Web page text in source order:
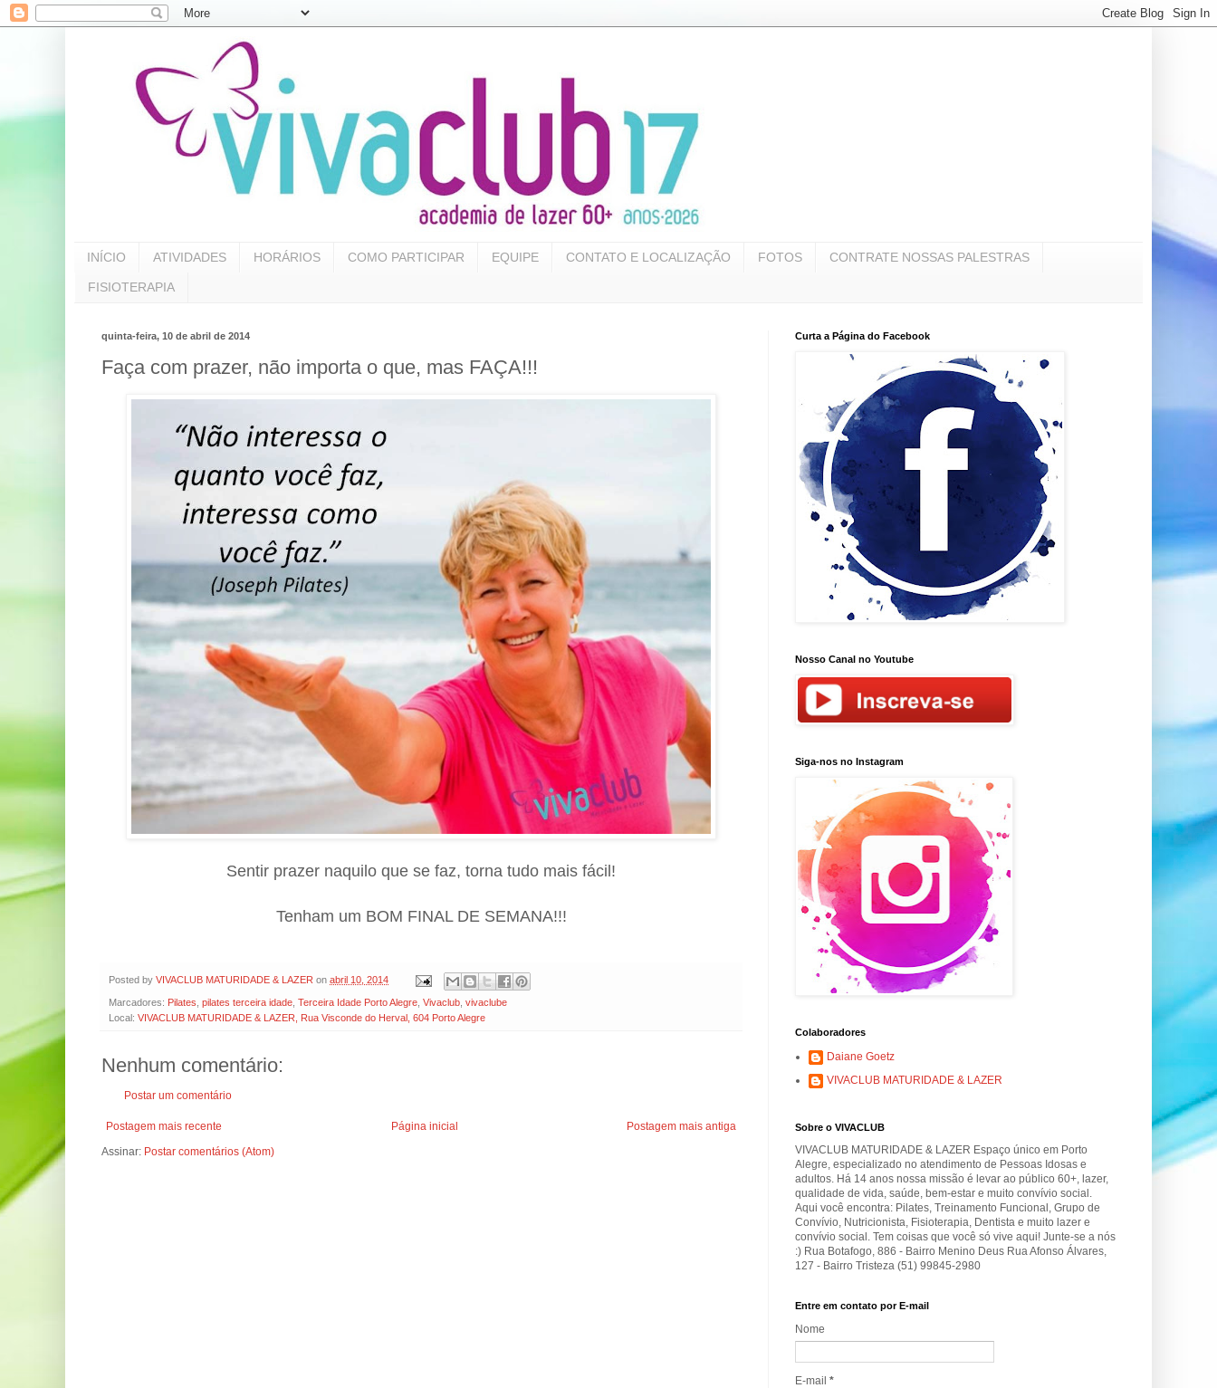
INÍCIO ATIVIDADES HORÁRIOS COMO PARTICIPAR EQUIPE CONTATO E LOCALIZAÇÃO FOTOS CONTRATE NOSSAS PALESTRAS
FISIOTERAPIA
quinta-feira, 10 de abril de 2014
Faça com prazer, não importa o que, mas FAÇA!!!
Sentir prazer naquilo que se faz, torna tudo mais fácil!
Tenham um BOM FINAL DE SEMANA!!!
Posted by VIVACLUB MATURIDADE & LAZER on abril 10, 2014
Marcadores: Pilates pilates terceira idade Terceira Idade Porto Alegre Vivaclub vivaclube
Local: VIVACLUB MATURIDADE & LAZER, Rua Visconde do Herval, 604 Porto Alegre
Nenhum comentário:
Postar um comentário
Postagem mais recente Postagem mais antiga
Página inicial
Assinar: Postar comentários (Atom)
Curta a Página do Facebook
Nosso Canal no Youtube
Siga-nos no Instagram
Colaboradores
Daiane Goetz
VIVACLUB MATURIDADE & LAZER
Sobre o VIVACLUB
VIVACLUB MATURIDADE & LAZER Espaço único em Porto
Alegre, especializado no atendimento de Pessoas Idosas e
adultos. Há 14 anos nossa missão é levar ao público 60+, lazer,
qualidade de vida, saúde, bem-estar e muito convívio social.
Aqui você encontra: Pilates, Treinamento Funcional, Grupo de
Convívio, Nutricionista, Fisioterapia, Dentista e muito lazer e
convívio social. Tem coisas que você só vive aqui! Junte-se a nós
:) Rua Botafogo, 886 - Bairro Menino Deus Rua Afonso Álvares,
127 - Bairro Tristeza (51) 99845-2980
Entre em contato por E-mail
Nome
E-mail *